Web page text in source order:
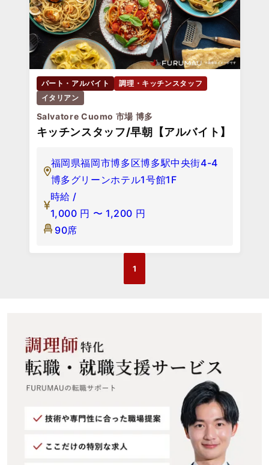
パート・アルバイト
調理・キッチンスタッフ
イタリアン
Salvatore Cuomo 市場 博多
キッチンスタッフ/早朝【アルバイト】
福岡県福岡市博多区博多駅中央街4-4
博多グリーンホテル1号館1F
時給 /
1,000 円 〜 1,200 円
90席
1